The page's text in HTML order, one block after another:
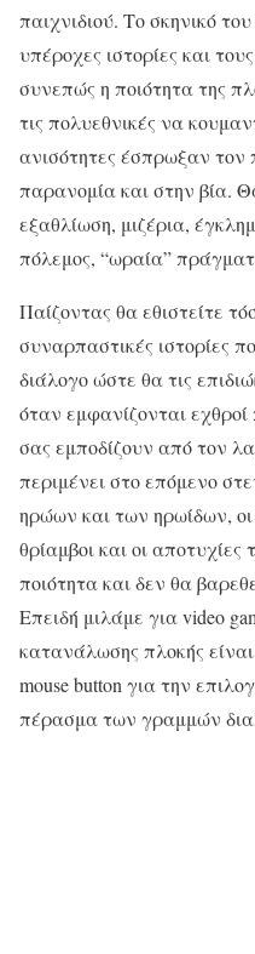
παιχνιδιού. Το σκηνικό
υπέροχες ιστορίες και
συνεπώς η ποιότητα της
τις πολυεθνικές να
ανισότητες έσπρωξαν τον
παρανομία και στην βία.
εξαθλίωση, μιζέρια,
πόλεμος, “ωραία”
Παίζοντας θα εθιστείτε
συναρπαστικές ιστορίες
διάλογο ώστε θα τις
όταν εμφανίζονται
σας εμποδίζουν από τον
περιμένει στο επόμενο
ηρώων και των ηρωίδων,
θρίαμβοι και οι
ποιότητα και δεν θα
Επειδή μιλάμε για video
κατανάλωσης πλοκής
mouse button για την
πέρασμα των γραμμών